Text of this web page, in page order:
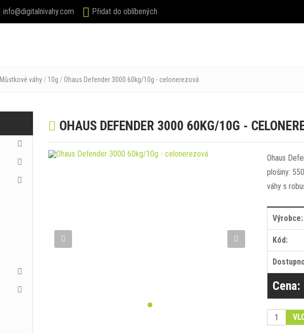
info@digitalnivahy.com Přidat do oblíbených
Můstkové váhy / 10g / Ohaus Defender 3000 60kg/10g - celonerezová
OHAUS DEFENDER 3000 60KG/10G -
Ohaus
plošiny:
váhy s
Výrobce:
Kód:
Cena: